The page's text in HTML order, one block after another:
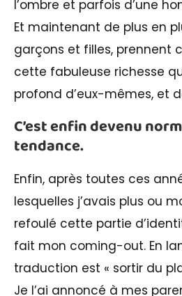
l’ombre et parfois d’une
Et maintenant de plus en
garçons et filles, prennent
cette fabuleuse richesse
profond d’eux-mêmes, et
C’est enfin devenu
tendance.
Enfin, après toutes ces
lesquelles j’avais plus ou
refoulé cette partie
fait mon coming-out. En
traduction est « sortir du
Je l’ai annoncé à mes